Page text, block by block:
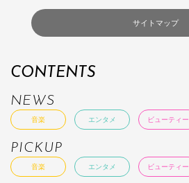
サイトマップ
CONTENTS
NEWS
音楽 エンタメ ビューティー
PICKUP
音楽 エンタメ ビューティー